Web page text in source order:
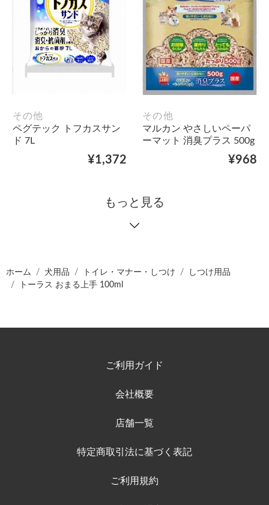
その他
ペグテック トフカスサン
ド 7L
¥1,372
その他
マルカン やさしいペーパ
ーマット 消臭プラス 500g
¥968
もっと見る
ホーム 犬用品 トイレ・マナー・しつけ
しつけ用品
トーラス おまる上手 100ml
ご利用ガイド
会社概要
店舗一覧
特定商取引法に基づく表記
ご利用規約